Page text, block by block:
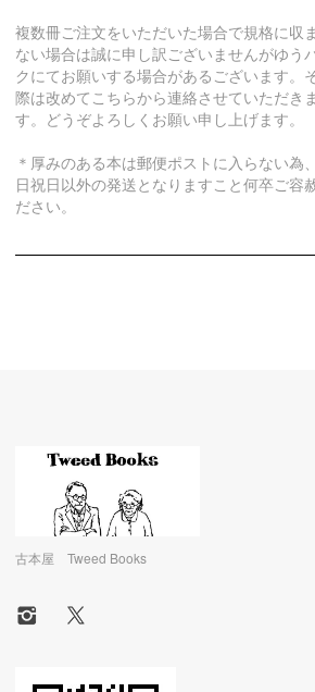
複数冊ご注文をいただいた場合で規格に収
ない場合は誠に申し訳ございませんがゆう
クにてお願いする場合があるございます。
際は改めてこちらから連絡させていただきま
す。どうぞよろしくお願い申し上げます。
＊厚みのある本は郵便ポストに入らない為
日祝日以外の発送となりますこと何卒ご容
ださい。
古本屋 Tweed Books